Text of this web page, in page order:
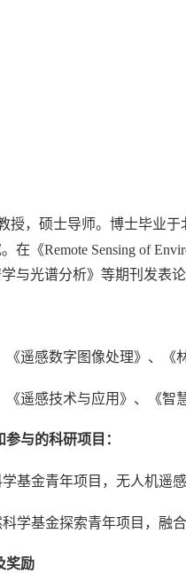
授，硕士导师。博士毕业
在《Remote Sensing of
与光谱分析》等期刊发表
《遥感数字图像处理》、《
《遥感技术与应用》、《智
与的科研项目：
基金青年项目，无人机遥
学基金探索青年项目，融
奖励